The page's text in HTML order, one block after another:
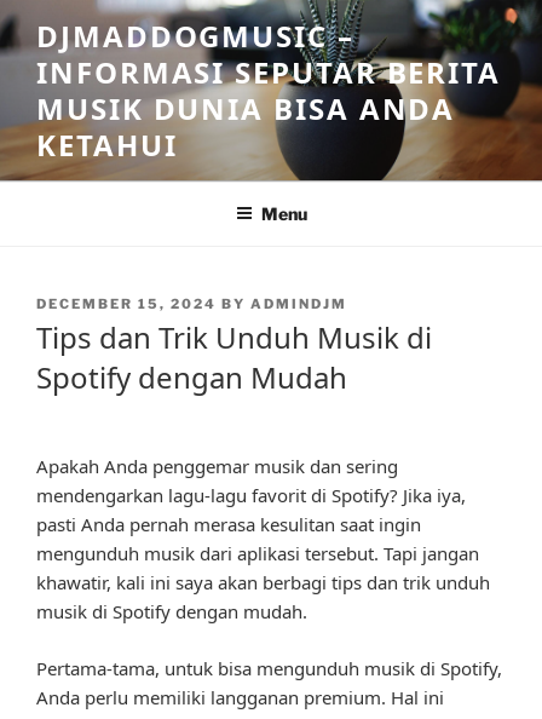
Skip
to
content
DJMADDOGMUSIC –
INFORMASI SEPUTAR BERITA
MUSIK DUNIA BISA ANDA
KETAHUI
Menu
POSTED
ON
DECEMBER 15, 2024 BY ADMINDJM
Tips dan Trik Unduh Musik di
Spotify dengan Mudah
Apakah Anda penggemar musik dan sering
mendengarkan lagu-lagu favorit di Spotify? Jika iya,
pasti Anda pernah merasa kesulitan saat ingin
mengunduh musik dari aplikasi tersebut. Tapi jangan
khawatir, kali ini saya akan berbagi tips dan trik unduh
musik di Spotify dengan mudah.
Pertama-tama, untuk bisa mengunduh musik di Spotify,
Anda perlu memiliki langganan premium. Hal ini